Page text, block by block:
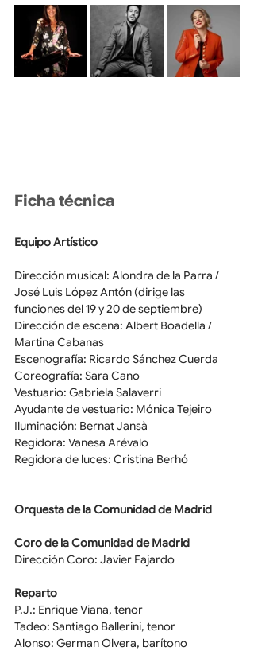
Ficha técnica
Equipo Artístico
Dirección musical: Alondra de la Parra /
José Luis López Antón (dirige las
funciones del 19 y 20 de septiembre)
Dirección de escena: Albert Boadella /
Martina Cabanas
Escenografía: Ricardo Sánchez Cuerda
Coreografía: Sara Cano
Vestuario: Gabriela Salaverri
Ayudante de vestuario: Mónica Tejeiro
Iluminación: Bernat Jansà
Regidora: Vanesa Arévalo
Regidora de luces: Cristina Berhó
Orquesta de la Comunidad de Madrid
Coro de la Comunidad de Madrid
Dirección Coro: Javier Fajardo
Reparto
P.J.: Enrique Viana, tenor
Tadeo: Santiago Ballerini, tenor
Alonso: German Olvera, barítono